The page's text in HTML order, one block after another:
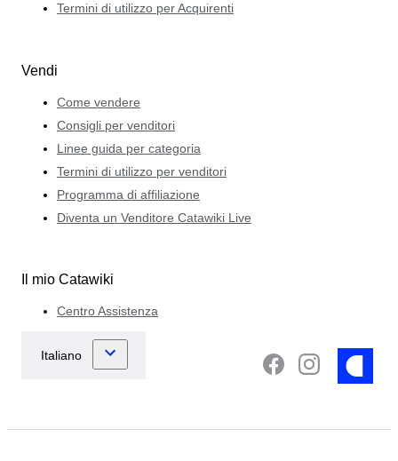
Termini di utilizzo per Acquirenti
Vendi
Come vendere
Consigli per venditori
Linee guida per categoria
Termini di utilizzo per venditori
Programma di affiliazione
Diventa un Venditore Catawiki Live
Il mio Catawiki
Centro Assistenza